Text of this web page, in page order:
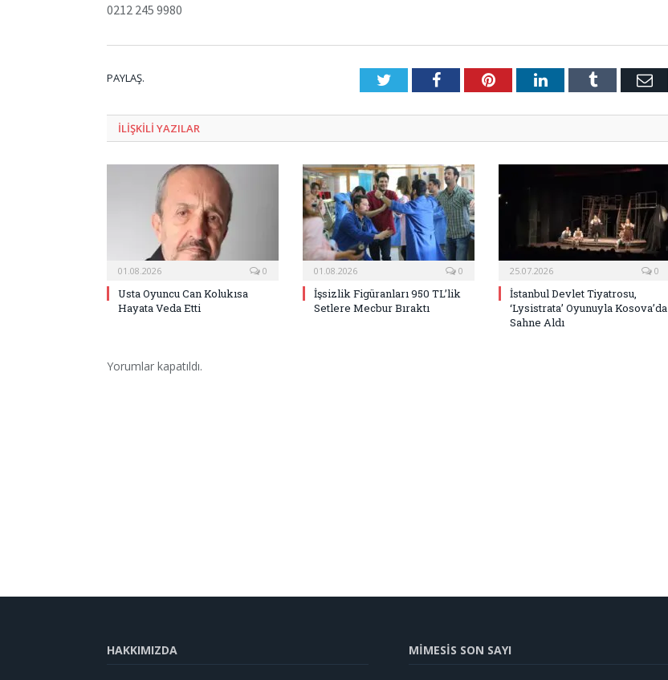
0212 245 9980
PAYLAŞ. TwitterFacebookPinterestLinkedInTumblr E-
ILIŞKILI YAZILAR
01.08.2026 0
Usta Oyuncu Can Kolukısa
Hayata Veda Etti
01.08.2026 0
İşsizlik Figüranları 950 TL’lik
Setlere Mecbur Bıraktı
25.07.2026 0
İstanbul Devlet Tiyatrosu,
‘Lysistrata’ Oyunuyla Kosova’da
Sahne Aldı
Yorumlar kapatıldı.
HAKKIMIZDA MİMESİS SON SAYI